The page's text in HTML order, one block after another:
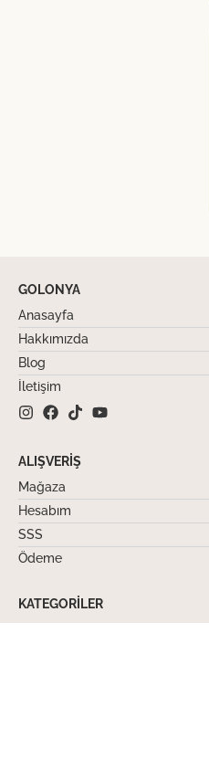
GOLONYA
Anasayfa
Hakkımızda
Blog
İletişim
ALIŞVERIŞ
Mağaza
Hesabım
SSS
Ödeme
KATEGORILER